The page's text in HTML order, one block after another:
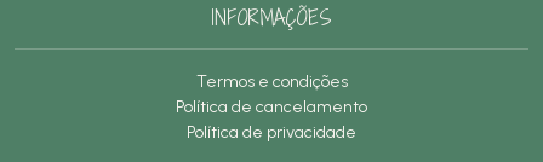
INFORMAÇÕES
Termos e condições
Política de cancelamento
Política de privacidade